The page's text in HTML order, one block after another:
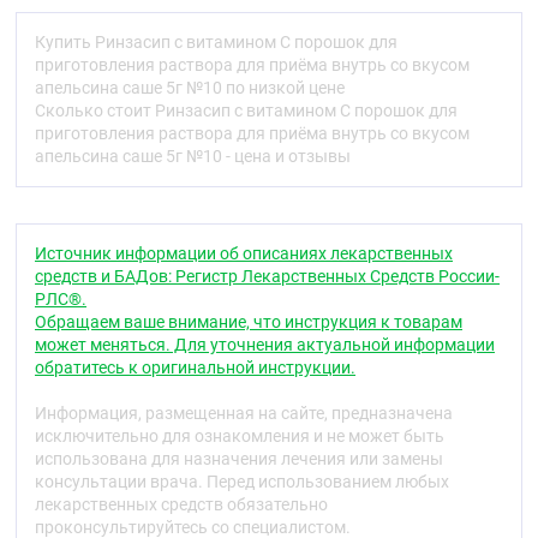
Со вкусом лимона:порошок от светло-желтого до
желтого цвета с белыми и желтыми вкраплениями.
Со вкусом черной смородины:порошок от
розового до розовато-красного цвета с белыми и
красными вкраплениями.
(анальгезирующее ненаркотическое средство +
психостимулирующее средство + альфа-
адреномиметик + H1-гистаминовых рецепторов
блокатор + витамин)
Код АТХ
N02BE51
Фармакологические свойства
Фармакодинамика
Комбинированное средство, оказывает
Купить Ринзасип с витамином С порошок для
приготовления раствора для приёма внутрь со вкусом
апельсина саше 5г №10 по низкой цене
Сколько стоит Ринзасип с витамином С порошок для
приготовления раствора для приёма внутрь со вкусом
апельсина саше 5г №10 - цена и отзывы
Источник информации об описаниях лекарственных
средств и БАДов: Регистр Лекарственных Средств России-
РЛС®.
Обращаем ваше внимание, что инструкция к товарам
может меняться. Для уточнения актуальной информации
обратитесь к оригинальной инструкции.
Информация, размещенная на сайте, предназначена
исключительно для ознакомления и не может быть
использована для назначения лечения или замены
консультации врача. Перед использованием любых
лекарственных средств обязательно
проконсультируйтесь со специалистом.